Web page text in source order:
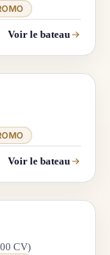
Voir le bateau
Voir le bateau
CV)